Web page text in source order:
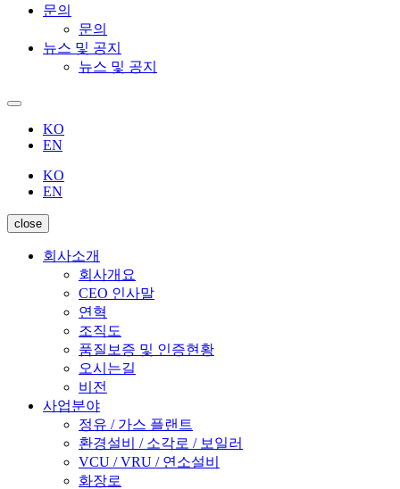
문의
문의
뉴스 및 공지
뉴스 및 공지
KO
EN
KO
EN
close
회사소개
회사개요
CEO 인사말
연혁
조직도
품질보증 및 인증현황
오시는길
비전
사업분야
정유 / 가스 플랜트
환경설비 / 소각로 / 보일러
VCU / VRU / 연소설비
화장로